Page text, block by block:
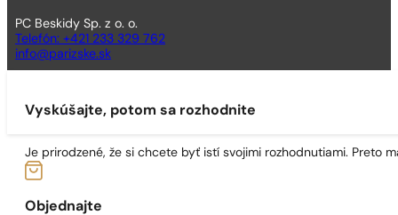
PC Beskidy Sp. z o. o.
Telefón: +421 233 329 762
info@parizske.sk
Vyskúšajte, potom sa rozhodnite
Je prirodzené, že si chcete byť istí svojimi rozhodnutiami. Preto
Objednajte